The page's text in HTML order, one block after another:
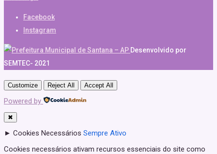
Facebook
Instagram
Desenvolvido por
SEMTEC- 2021
Customize Reject All Accept All
Powered by
✖
► Cookies Necessários Sempre Ativo
Cookies necessários ativam recursos essenciais do site como